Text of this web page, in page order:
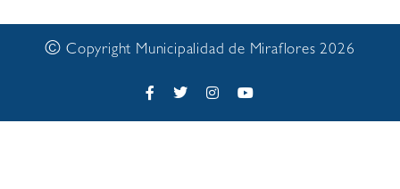
© Copyright Municipalidad de Miraflores 2026